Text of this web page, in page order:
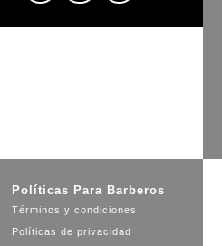
Políticas Para Barberos
Términos y condiciones
Políticas de privacidad